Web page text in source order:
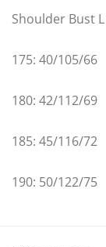
Shoulder Bust L
175: 40/105/66
180: 42/112/69
185: 45/116/72
190: 50/122/75